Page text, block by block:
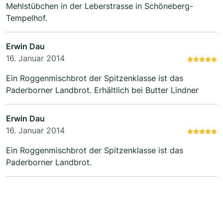
Mehlstübchen in der Leberstrasse in Schöneberg-
Tempelhof.
Erwin Dau
16. Januar 2014
Ein Roggenmischbrot der Spitzenklasse ist das
Paderborner Landbrot. Erhältlich bei Butter Lindner
Erwin Dau
16. Januar 2014
Ein Roggenmischbrot der Spitzenklasse ist das
Paderborner Landbrot.